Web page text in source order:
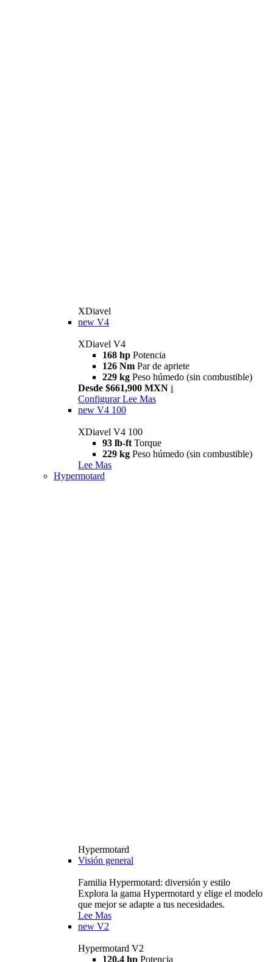
XDiavel
new V4
XDiavel V4
168 hp Potencia
126 Nm Par de apriete
229 kg Peso húmedo (sin combustible)
Desde $661,900 MXN i
Configurar Lee Mas
new V4 100
XDiavel V4 100
93 lb-ft Torque
229 kg Peso húmedo (sin combustible)
Lee Mas
Hypermotard
Hypermotard
Visión general
Familia Hypermotard: diversión y estilo
Explora la gama Hypermotard y elige el modelo
que mejor se adapte a tus necesidades.
Lee Mas
new V2
Hypermotard V2
120,4 hp Potencia